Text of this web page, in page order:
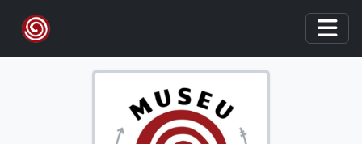
Skip to main content